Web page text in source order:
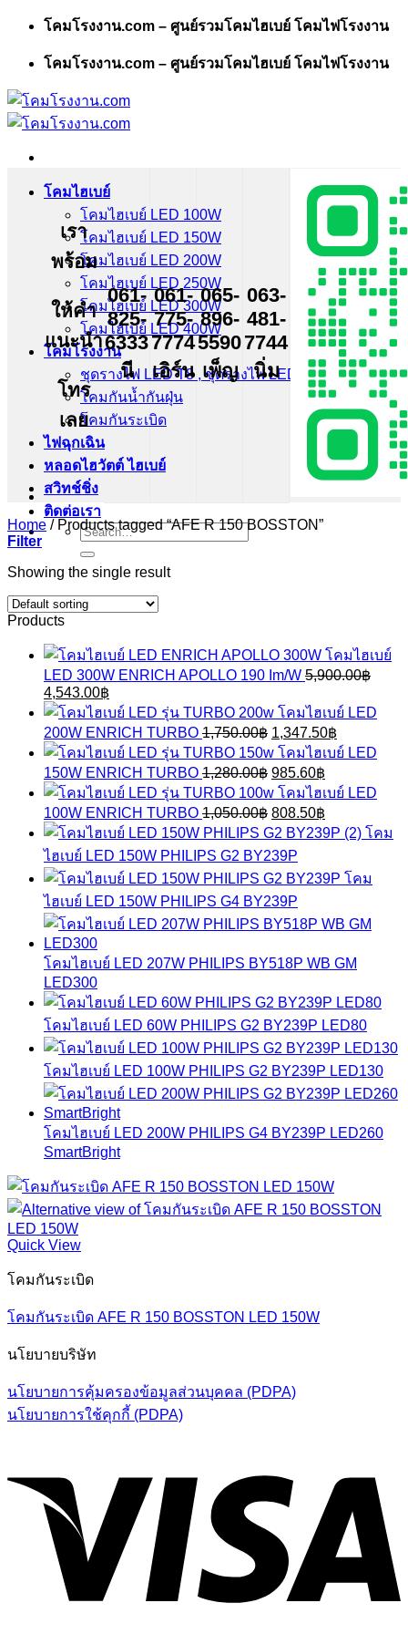
Skip
content
โคมโรงงาน.com – ศูนย์รวมโคมไฮเบย์ โคมไฟโรงงาน
โคมโรงงาน.com – ศูนย์รวมโคมไฮเบย์ โคมไฟโรงงาน
โคมไฮเบย์
โคมไฮเบย์ LED 100W
โคมไฮเบย์ LED 150W
โคมไฮเบย์ LED 200W
โคมไฮเบย์ LED 250W
โคมไฮเบย์ LED 300W
โคมไฮเบย์ LED 400W
โคมโรงงาน
ชุดรางไฟ LED T8 , ชุดรางไฟ LED T5
โคมกันน้ำกันฝุ่น
โคมกันระเบิด
ไฟฉุกเฉิน
หลอดไฮวัตต์ ไฮเบย์
สวิทช์ชิ่ง
ติดต่อเรา
Search
for:
เรา
พร้อม
ให้คำ
แนะนำ
โทร
เลย
061-
825-
6333
นี
061-
775-
7774
เอิร์น
065-
896-
5590
เพ็ญ
063-
481-
7744
นิ่ม
Home /Products tagged “AFE R 150 BOSSTON”
Filter
Showing the single result
Products
โคมไฮเบย์
LED 300W ENRICH APOLLO 190 Im/W 5,900.00฿
Original
price
was:
5,900.00฿.
4,543.00฿
price
is:
4,543.00฿.
โคมไฮเบย์ LED
200W ENRICH TURBO 1,750.00฿ Original
price
was:
1,750.00฿.
1,347.50฿
price
is:
1,347.50฿.
โคมไฮเบย์ LED
150W ENRICH TURBO 1,280.00฿ Original
price
was:
1,280.00฿.
985.60฿
price
is:
985.60฿.
โคมไฮเบย์ LED
100W ENRICH TURBO 1,050.00฿ Original
price
was:
1,050.00฿.
808.50฿
price
is:
โคม
ไฮเบย์ LED 150W PHILIPS G2 BY239P
โคม
ไฮเบย์ LED 150W PHILIPS G4 BY239P
โคมไฮเบย์ LED 207W PHILIPS BY518P WB GM
LED300
โคมไฮเบย์ LED 60W PHILIPS G2 BY239P LED80
โคมไฮเบย์ LED 100W PHILIPS G2 BY239P LED130
โคมไฮเบย์ LED 200W PHILIPS G4 BY239P LED260
SmartBright
Quick View
โคมกันระเบิด
โคมกันระเบิด AFE R 150 BOSSTON LED 150W
นโยบายบริษัท
นโยบายการคุ้มครองข้อมูลส่วนบุคคล (PDPA)
นโยบายการใช้คุกกี้ (PDPA)